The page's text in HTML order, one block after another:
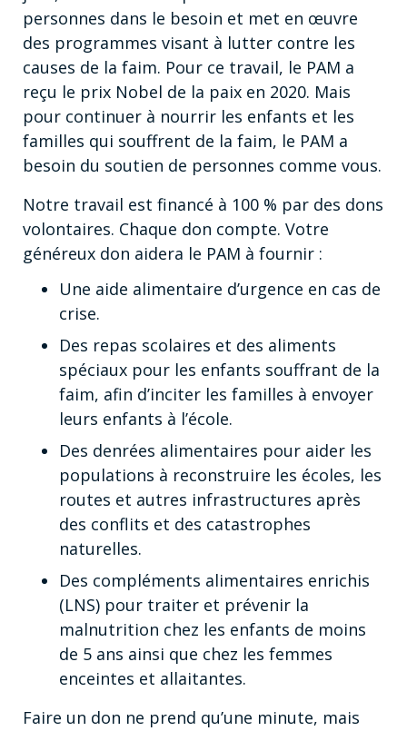
personnes dans le besoin et met en œuvre
des programmes visant à lutter contre les
causes de la faim. Pour ce travail, le PAM a
reçu le prix Nobel de la paix en 2020. Mais
pour continuer à nourrir les enfants et les
familles qui souffrent de la faim, le PAM a
besoin du soutien de personnes comme vous.
Notre travail est financé à 100 % par des dons
volontaires. Chaque don compte. Votre
généreux don aidera le PAM à fournir :
Une aide alimentaire d’urgence en cas de
crise.
Des repas scolaires et des aliments
spéciaux pour les enfants souffrant de la
faim, afin d’inciter les familles à envoyer
leurs enfants à l’école.
Des denrées alimentaires pour aider les
populations à reconstruire les écoles, les
routes et autres infrastructures après
des conflits et des catastrophes
naturelles.
Des compléments alimentaires enrichis
(LNS) pour traiter et prévenir la
malnutrition chez les enfants de moins
de 5 ans ainsi que chez les femmes
enceintes et allaitantes.
Faire un don ne prend qu’une minute, mais